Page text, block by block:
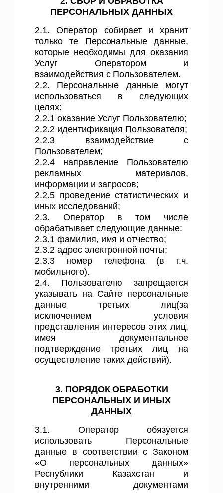
ПЕРСОНАЛЬНЫХ ДАННЫХ
2.1. Оператор собирает и хранит
только те Персональные данные,
которые необходимы для оказания
Услуг Оператором и
взаимодействия с Пользователем.
2.2. Персональные данные могут
использоваться в следующих
целях:
2.2.1 оказание Услуг Пользователю;
2.2.2 идентификация Пользователя;
2.2.3 взаимодействие с
Пользователем;
2.2.4 направление Пользователю
рекламных материалов,
информации и запросов;
2.2.5 проведение статистических и
иных исследований;
2.3. Оператор в том числе
обрабатывает следующие данные:
2.3.1 фамилия, имя и отчество;
2.3.2 адрес электронной почты;
2.3.3 номер телефона (в т.ч.
мобильного).
2.4. Пользователю запрещается
указывать на Сайте персональные
данные третьих лиц(за
исключением условия
представления интересов этих лиц,
имея документальное
подтверждение третьих лиц на
осуществление таких действий).
3. ПОРЯДОК ОБРАБОТКИ
ПЕРСОНАЛЬНЫХ И ИНЫХ
ДАННЫХ
3.1. Оператор обязуется
использовать Персональные
данные в соответствии с Законом
«О персональных данных»
Республики Казахстан и
внутренними документами